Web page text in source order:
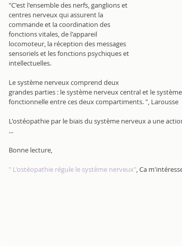
"C'est l'ensemble des nerfs, ganglions et
centres nerveux qui assurent la
commande et la coordination des
fonctions vitales, de l'appareil
locomoteur, la réception des messages
sensoriels et les fonctions psychiques et
intellectuelles.
Le système nerveux comprend deux
grandes parties : le système nerveux central et le
fonctionnelle entre ces deux compartiments. ", Larousse
L'ostéopathie par le biais du système nerveux a une
...
Bonne lecture,
" L'ostéopathie régule le système nerveux", Ca